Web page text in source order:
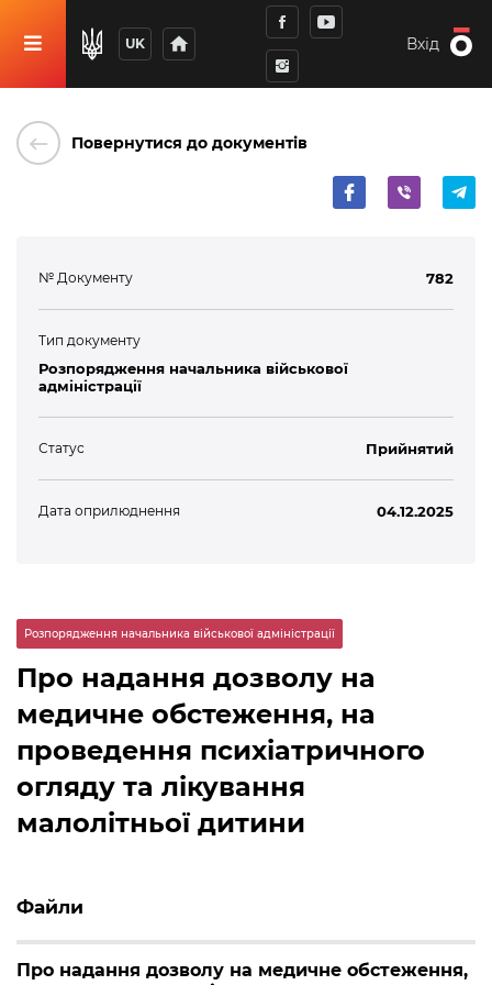
UK home Вхід
keyboard_backspace Повернутися до документів
№ Документу 782
Тип документу
Розпорядження начальника військової
адміністрації
Статус Прийнятий
Дата оприлюднення 04.12.2025
Розпорядження начальника військової адміністрації
Про надання дозволу на
медичне обстеження, на
проведення психіатричного
огляду та лікування
малолітньої дитини
Файли
Про надання дозволу на медичне обстеження,